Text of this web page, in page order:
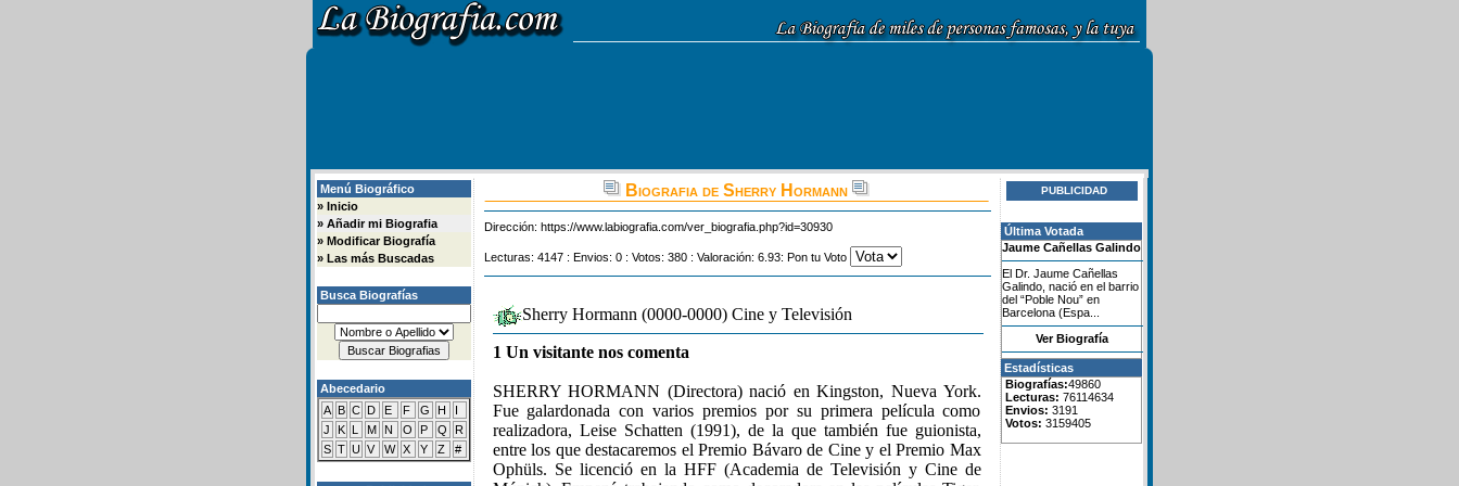
Menú Biográfico
» Inicio
» Añadir mi Biografia
» Modificar Biografía
» Las más Buscadas
Busca Biografías
Abecedario
A B C D E F G H
I
J
K L M N O P Q
R
S T U V W X Y Z #
Biografia de Sherry Hormann
Dirección: https://www.labiografia.com/ver_biografia.php?id=30930
Lecturas: 4147 : Envios: 0 : Votos: 380 : Valoración: 6.93: Pon tu Voto
Sherry Hormann (0000-0000) Cine y Televisión
1 Un visitante nos comenta
SHERRY HORMANN (Directora) nació en Kingston, Nueva York.
Fue galardonada con varios premios por su primera película como
realizadora, Leise Schatten (1991), de la que también fue guionista,
entre los que destacaremos el Premio Bávaro de Cine y el Premio Max
Ophüls. Se licenció en la HFF (Academia de Televisión y Cine de
PUBLICIDAD
Última Votada
Jaume Cañellas Galindo
El Dr. Jaume Cañellas
Galindo, nació en el barrio
del “Poble Nou” en
Barcelona (Espa...
Ver Biografía
Estadísticas
Biografías:49860
Lecturas: 76114634
Envios: 3191
Votos: 3159405